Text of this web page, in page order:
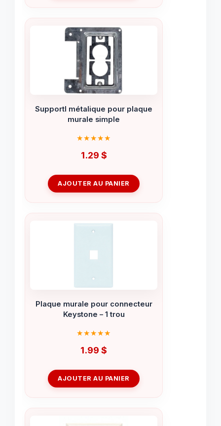
Supportl métalique pour plaque
murale simple
1.29 $
AJOUTER AU PANIER
Plaque murale pour connecteur
Keystone – 1 trou
1.99 $
AJOUTER AU PANIER